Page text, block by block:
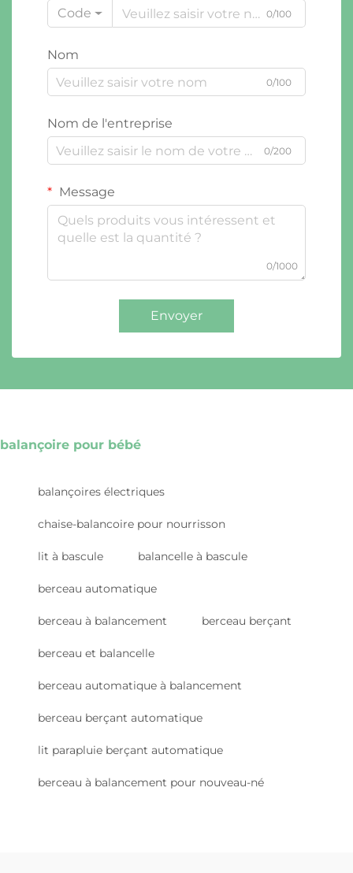
Code 0/100
Nom
0/100
Nom de l'entreprise
0/200
Message
0/1000
Envoyer
balançoire pour bébé
balançoires électriques
chaise-balancoire pour nourrisson
lit à bascule balancelle à bascule
berceau automatique
berceau à balancement berceau berçant
berceau et balancelle
berceau automatique à balancement
berceau berçant automatique
lit parapluie berçant automatique
berceau à balancement pour nouveau-né